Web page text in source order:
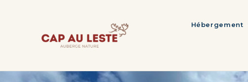
Hébergement